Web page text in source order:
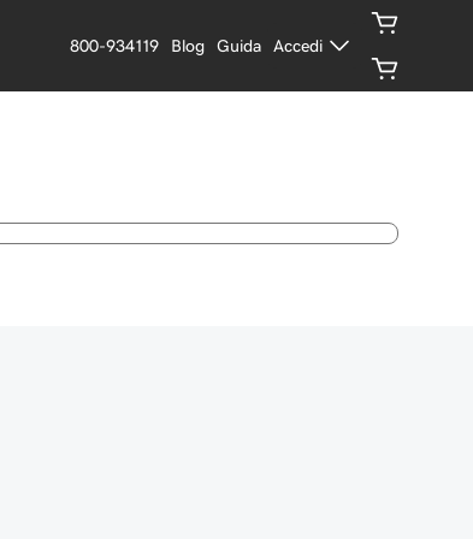
800-934119 Blog Guida Accedi